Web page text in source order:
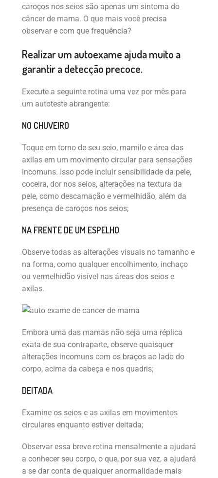
caroços nos seios são apenas um sintoma do
câncer de mama. O que mais você precisa
observar e com que frequência?
Realizar um autoexame ajuda muito a
garantir a detecção precoce.
Execute a seguinte rotina uma vez por mês para
um autoteste abrangente:
NO CHUVEIRO
Toque em torno de seu seio, mamilo e área das
axilas em um movimento circular para sensações
incomuns. Isso pode incluir sensibilidade da pele,
coceira, dor nos seios, alterações na textura da
pele, como descamação e vermelhidão, além da
presença de caroços nos seios;
NA FRENTE DE UM ESPELHO
Observe todas as alterações visuais no tamanho e
na forma, como qualquer encolhimento, inchaço
ou vermelhidão visível nas áreas dos seios e
axilas.
Embora uma das mamas não seja uma réplica
exata de sua contraparte, observe quaisquer
alterações incomuns com os braços ao lado do
corpo, acima da cabeça e nos quadris;
DEITADA
Examine os seios e as axilas em movimentos
circulares enquanto estiver deitada;
Observar essa breve rotina mensalmente a ajudará
a conhecer seu corpo, o que, por sua vez, a ajudará
a se dar conta de qualquer anormalidade mais